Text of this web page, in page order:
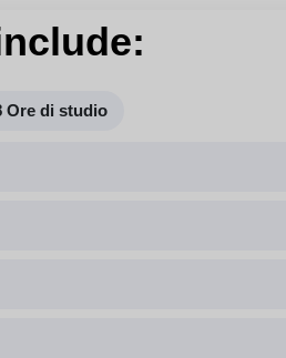
Ore di studio